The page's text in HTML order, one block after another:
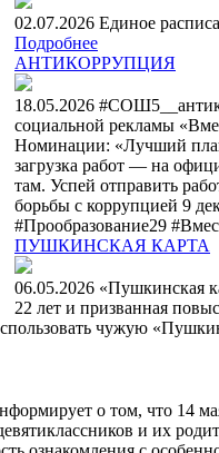
02.07.2026 Единое
Подробнее
АНТИКОРРУПЦИЯ
18.05.2026
социальной рекламы
Номинации: «Лучший
загрузка работ — на
там. Успей отправить
борьбы с коррупцией 9
#Прообразование29
ПУШКИНСКАЯ КАРТА
06.05.2026 «Пушкинская
22 лет и призванная
чужую
о том, что 14
и их